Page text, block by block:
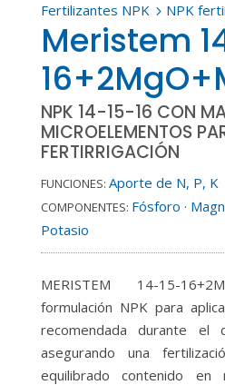
Fertilizantes NPK5 NPK
Meristem
NPK 14-15-16 CON
MICROELEMENTOS
FERTIRRIGACIÓN
FUNCIONES: Aporte de N, P, K
COMPONENTES: Fósforo ·
Potasio
MERISTEM 14-15-
formulación NPK para
recomendada durante el
asegurando una
equilibrado contenido